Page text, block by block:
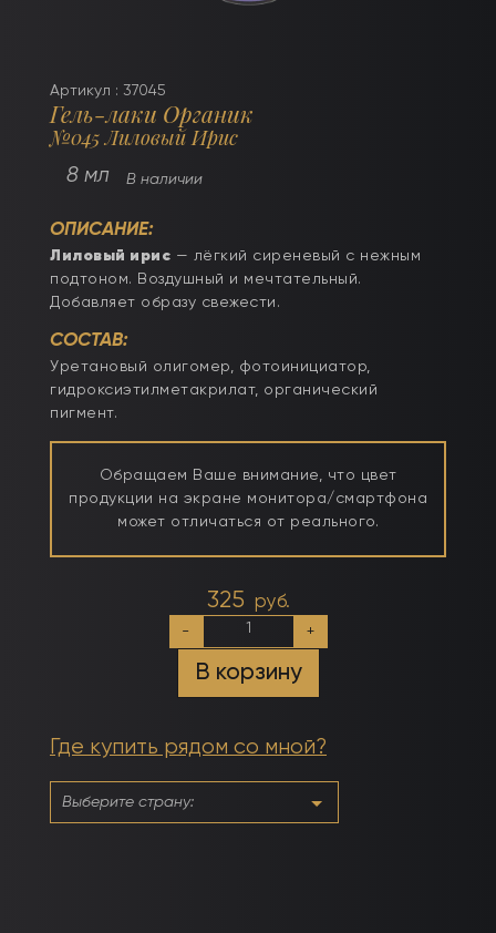
Артикул : 37045
Гель-лаки Органик
№045 Лиловый Ирис
8 мл В наличии
ОПИСАНИЕ:
Лиловый ирис — лёгкий сиреневый с нежным
подтоном. Воздушный и мечтательный.
Добавляет образу свежести.
СОСТАВ:
Уретановый олигомер, фотоинициатор,
гидроксиэтилметакрилат, органический
пигмент.
Обращаем Ваше внимание, что цвет
продукции на экране монитора/смартфона
может отличаться от реального.
325 руб.
Количество
Лиловый
Ирис
- +
В корзину
Где купить рядом со мной?